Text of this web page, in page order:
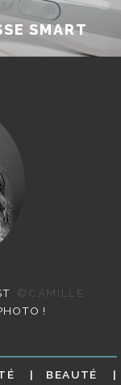
SMART
©CAMILLE
!
BEAUTÉ